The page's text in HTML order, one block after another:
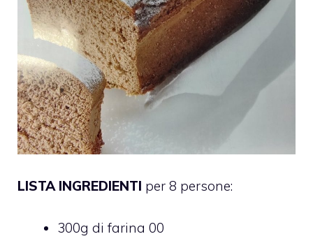
LISTA INGREDIENTI per 8 persone:
300g di farina 00